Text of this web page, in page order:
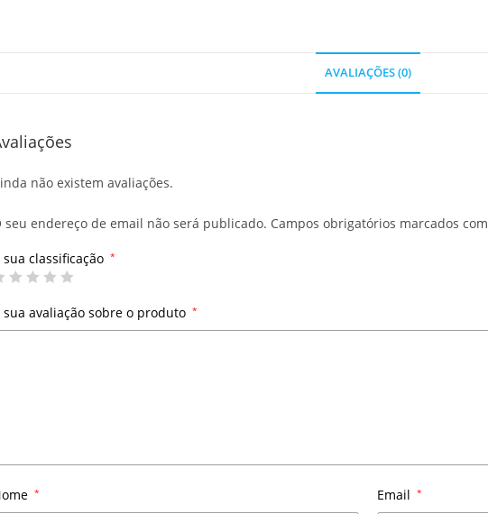
AVALIAÇÕES (0)
não existem avaliações.
seu endereço de email não será publicado. Campos obrigatórios marcados com
sua classificação *
sua avaliação sobre o produto *
* Email *